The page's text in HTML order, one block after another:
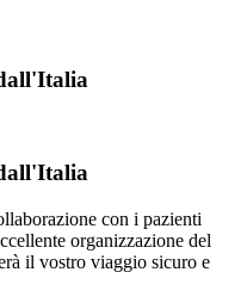
con i pazienti
organizzazione del
il vostro viaggio sicuro e